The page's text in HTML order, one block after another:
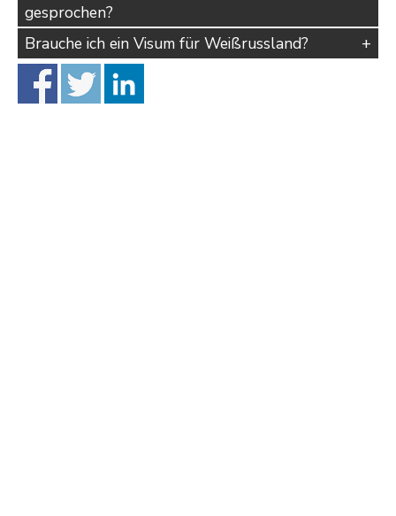
gesprochen?
Brauche ich ein Visum für Weißrussland?